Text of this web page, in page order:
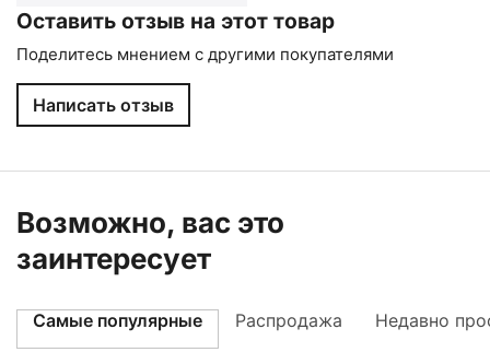
Оставить отзыв на этот товар
Поделитесь мнением с другими покупателями
Написать отзыв
Возможно, вас это
заинтересует
Самые популярные Распродажа Недавно